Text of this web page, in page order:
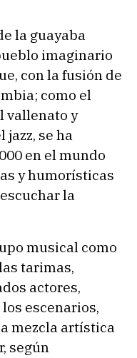
la guayaba
imaginario
con la fusión de
como el
vallenato y
se ha
en el mundo
y humorísticas
la
musical como
tarimas,
actores,
escenarios,
mezcla artística
según